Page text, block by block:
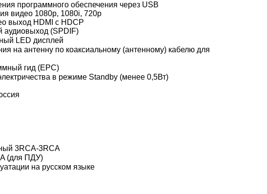
программного обеспечения через USB
видео 1080p, 1080i, 720p
выход HDMI с HDCP
аудиовыход (SPDIF)
LED дисплей
на антенну по коаксиальному (антенному) кабелю для
гид (ЕРС)
в режиме Standby (менее 0,5Вт)
3RCA-3RCA
(для ПДУ)
на русском языке